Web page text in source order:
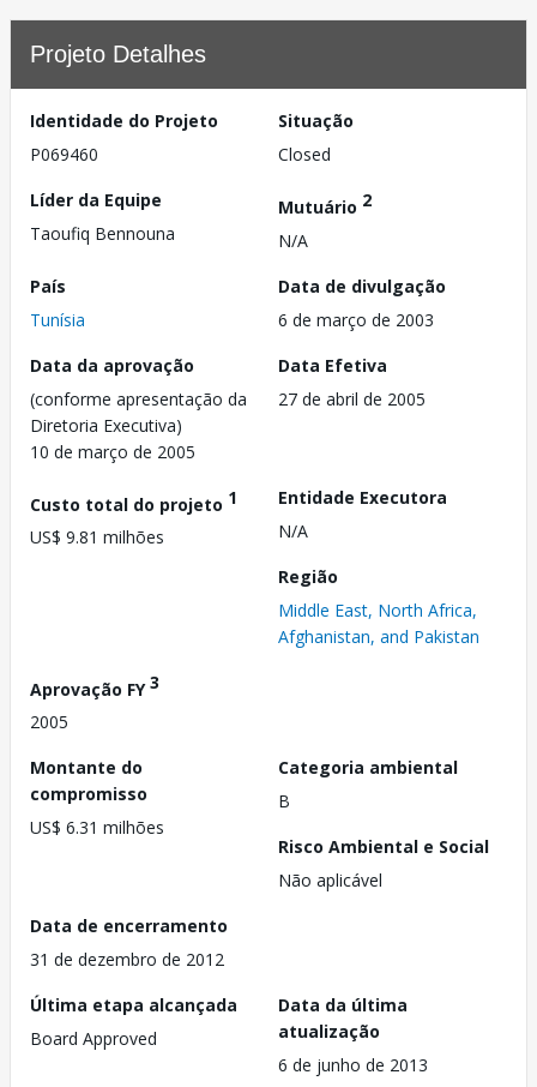
Projeto Detalhes
Identidade do Projeto
P069460
Situação
Closed
Líder da Equipe
Taoufiq Bennouna
Mutuário 2
N/A
País
Tunísia
Data de divulgação
6 de março de 2003
Data da aprovação
(conforme apresentação da
Diretoria Executiva)
10 de março de 2005
Data Efetiva
27 de abril de 2005
Custo total do projeto 1
US$ 9.81 milhões
Entidade Executora
N/A
Região
Middle East, North Africa,
Afghanistan, and Pakistan
Aprovação FY3
2005
Montante do
compromisso
US$ 6.31 milhões
Categoria ambiental
B
Risco Ambiental e Social
Não aplicável
Data de encerramento
31 de dezembro de 2012
Última etapa alcançada
Board Approved
Data da última
atualização
6 de junho de 2013